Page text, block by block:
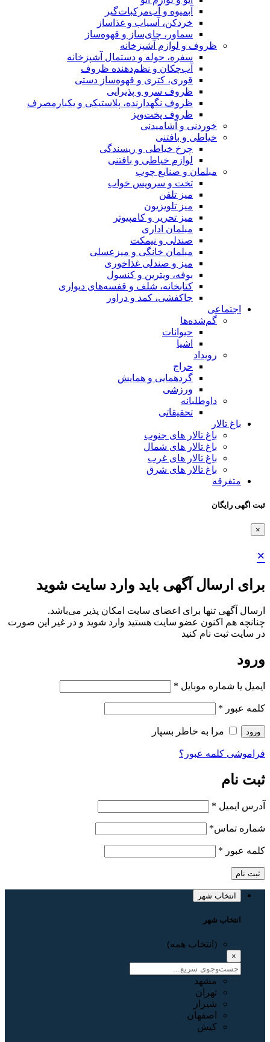
آبمیوه و آب‌مرکبات‌گیر
خردکن، آسیاب و غذاساز
سماور، چای‌ساز و قهوه‌ساز
ظروف و لوازم آشپزخانه
سفره، حوله و دستمال آشپزخانه
آب‌چکان و نظم‌دهنده ظروف
قوری، کتری و قهوه‌ساز دستی
ظروف سرو و پذیرایی
ظروف نگهدارنده، پلاستیکی و یکبارمصرف
ظروف پخت‌وپز
خوردنی و آشامیدنی
خیاطی و بافتنی
چرخ خیاطی و ریسندگی
لوازم خیاطی و بافتنی
مبلمان و صنایع چوب
تخت و سرویس خواب
میز تلفن
میز تلویزیون
میز تحریر و کامپیوتر
مبلمان اداری
صندلی و نیمکت
مبلمان خانگی و میزعسلی
میز و صندلی غذاخوری
بوفه، ویترین و کنسول
کتابخانه، شلف و قفسه‌های دیواری
جاکفشی، کمد و دراور
اجتماعی
گم‌شده‌ها
حیوانات
اشیا
رویداد
حراج
گردهمایی و همایش
ورزشی
داوطلبانه
تحقیقاتی
باغ تالار
باغ تالار های جنوب
باغ تالار های شمال
باغ تالار های غرب
باغ تالار های شرق
متفرقه
ثبت اگهی رایگان
×
×
برای ارسال آگهی باید وارد سایت شوید
ارسال آگهی تنها برای اعضای سایت امکان پذیر می‌باشد.
چنانچه هم‌ اکنون عضو سایت هستید وارد شوید و در غیر این صورت
در سایت ثبت نام کنید
ورود
ایمیل یا شماره موبایل *
کلمه عبور *
ورود مرا به خاطر بسپار
فراموشی کلمه عبور؟
ثبت نام
آدرس ایمیل *
شماره تماس*
کلمه عبور *
ثبت نام
انتخاب شهر
انتخاب شهر
(انتخاب همه)
×
مشهد
تهران
شیراز
اصفهان
کیش